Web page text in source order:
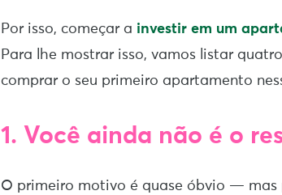
Por isso, começar a investir em um
Para lhe mostrar isso, vamos listar
comprar o seu primeiro apartamento
1. Você ainda não é o
O primeiro motivo é quase óbvio — mas